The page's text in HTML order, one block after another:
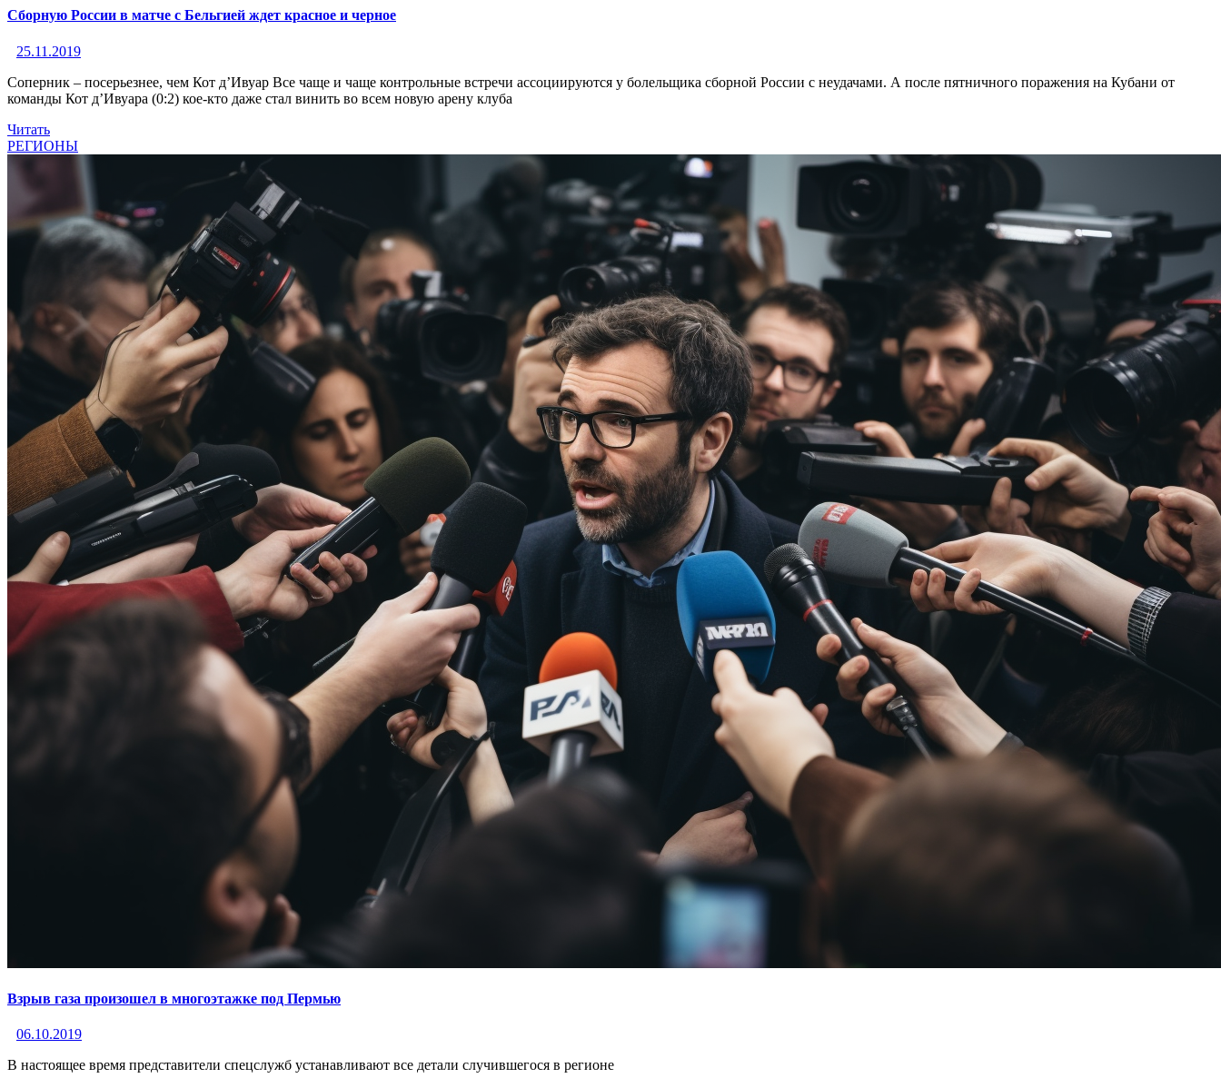
Сборную России в матче с Бельгией ждет красное и черное
25.11.2019
Соперник – посерьезнее, чем Кот д’Ивуар Все чаще и чаще контрольные встречи ассоциируются у болельщика сборной России с неудачами. А после пятничного поражения на Кубани от
команды Кот д’Ивуара (0:2) кое-кто даже стал винить во всем новую арену клуба
Читать
РЕГИОНЫ
Взрыв газа произошел в многоэтажке под Пермью
06.10.2019
В настоящее время представители спецслужб устанавливают все детали случившегося в регионе